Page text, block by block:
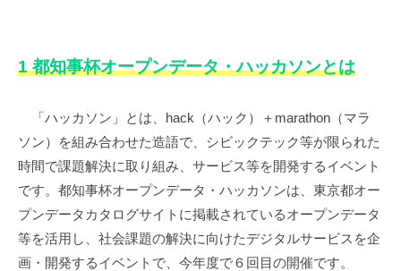
1 都知事杯オープンデータ・ハッカソンとは
「ハッカソン」とは、hack（ハック）＋marathon（マラ
ソン）を組み合わせた造語で、シビックテック等が限られた
時間で課題解決に取り組み、サービス等を開発するイベント
です。都知事杯オープンデータ・ハッカソンは、東京都オー
プンデータカタログサイトに掲載されているオープンデータ
等を活用し、社会課題の解決に向けたデジタルサービスを企
画・開発するイベントで、今年度で６回目の開催です。